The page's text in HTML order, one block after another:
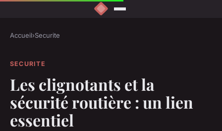
Accueil›Securite
SECURITE
Les clignotants et la
sécurité routière : un lien
essentiel